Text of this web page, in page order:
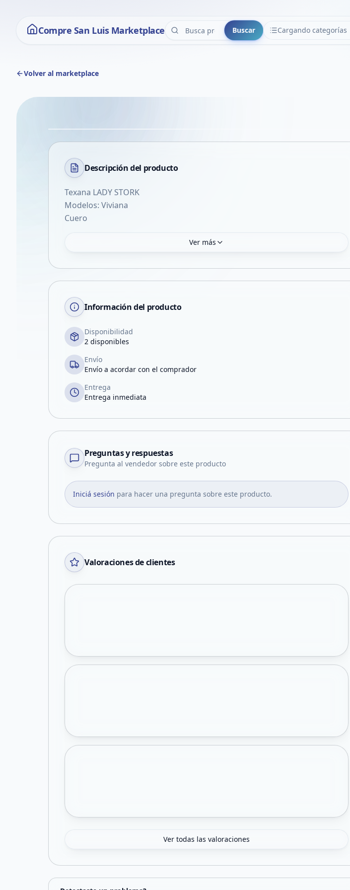
Compre San Luis Marketplace Buscar Cargando categorías
CATEGORÍAS
Volver al marketplace
VER EN PANTALLA COMPLETA
Descripción del producto
Texana LADY STORK
Modelos: Viviana
Cuero
Ver más
Información del producto
Disponibilidad
2 disponibles
Envío
Envío a acordar con el comprador
Entrega
Entrega inmediata
Preguntas y respuestas
Pregunta al vendedor sobre este producto
Iniciá sesión para hacer una pregunta sobre este producto.
Valoraciones de clientes
Ver todas las valoraciones